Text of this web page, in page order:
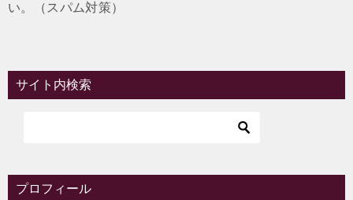
い。（スパム対策）
サイト内検索
プロフィール